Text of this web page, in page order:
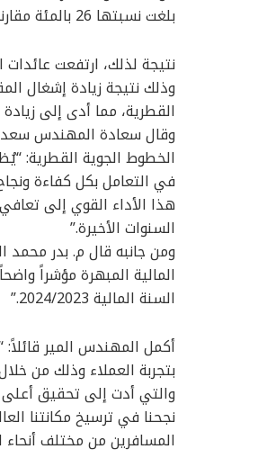
بلغت نسبتها 26 بالمئة مقارنة بالعالم الماضي.
القطرية، مما أدى إلى
وقال سعادة المهندس سعد
الخطوط الجوية القطرية:
في التعامل بكل كفاءة
هذا الأداء القوي إلى
السنوات الأخيرة.”
ومن جانبه قال م. بدر محمد
المالية المبهرة مؤشراً
السنة المالية 2024/2023.”
أكمل المهندس المير قائلاً:
بتجربة العملاء وذلك من
والتي أدت إلى تحقيق
نجحنا في ترسيخ مكانتنا
المسافرين من مختلف أنحاء